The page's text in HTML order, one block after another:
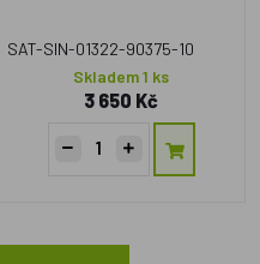
SAT-SIN-01322-90375-10
Skladem 1 ks
3 650 Kč